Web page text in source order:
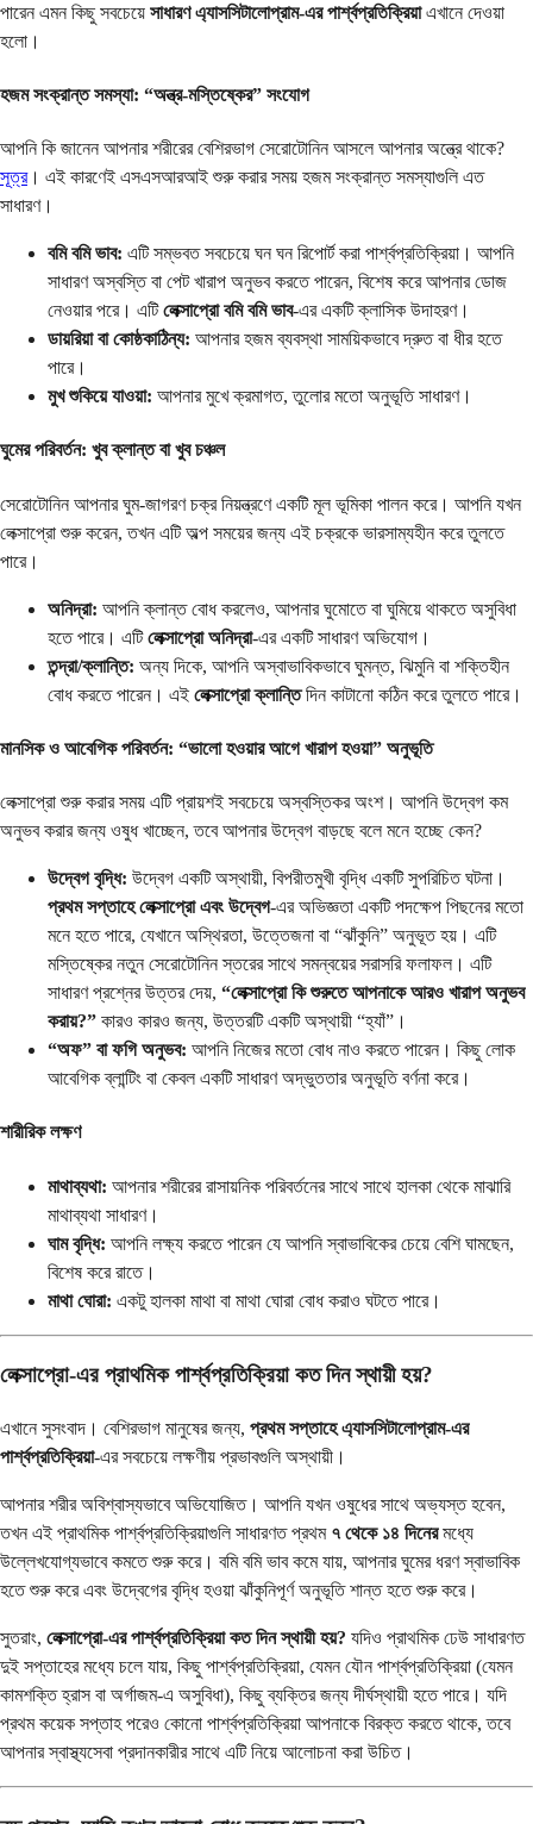
পারেন এমন কিছু সবচেয়ে সাধারণ এ্যাসসিটালোপ্রাম-এর পার্শ্বপ্রতিক্রিয়াএখানে দেওয়া
হলো।
হজম সংক্রান্ত সমস্যা: “অন্ত্র-মস্তিষ্কের” সংযোগ
আপনি কি জানেন আপনার শরীরের বেশিরভাগ সেরোটোনিন আসলে আপনার অন্ত্রে থাকে?
সূত্র। এই কারণেই এসএসআরআই শুরু করার সময় হজম সংক্রান্ত সমস্যাগুলি এত
সাধারণ।
বমি বমি ভাব: এটি সম্ভবত সবচেয়ে ঘন ঘন রিপোর্ট করা পার্শ্বপ্রতিক্রিয়া। আপনি
সাধারণ অস্বস্তি বা পেট খারাপ অনুভব করতে পারেন, বিশেষ করে আপনার ডোজ
নেওয়ার পরে। এটিলেক্সাপ্রো বমি বমি ভাব-এর একটি ক্লাসিক উদাহরণ।
ডায়রিয়া বা কোষ্ঠকাঠিন্য: আপনার হজম ব্যবস্থা সাময়িকভাবে দ্রুত বা ধীর হতে
পারে।
মুখ শুকিয়ে যাওয়া: আপনার মুখে ক্রমাগত, তুলোর মতো অনুভূতি সাধারণ।
ঘুমের পরিবর্তন: খুব ক্লান্ত বা খুব চঞ্চল
সেরোটোনিন আপনার ঘুম-জাগরণ চক্র নিয়ন্ত্রণে একটি মূল ভূমিকা পালন করে। আপনি যখন
লেক্সাপ্রো শুরু করেন, তখন এটি অল্প সময়ের জন্য এই চক্রকে ভারসাম্যহীন করে তুলতে
পারে।
অনিদ্রা: আপনি ক্লান্ত বোধ করলেও, আপনার ঘুমোতে বা ঘুমিয়ে থাকতে অসুবিধা
হতে পারে। এটিলেক্সাপ্রো অনিদ্রা-এর একটি সাধারণ অভিযোগ।
তন্দ্রা/ক্লান্তি: অন্য দিকে, আপনি অস্বাভাবিকভাবে ঘুমন্ত, ঝিমুনি বা শক্তিহীন
বোধ করতে পারেন। এই লেক্সাপ্রো ক্লান্তিদিন কাটানো কঠিন করে তুলতে পারে।
মানসিক ও আবেগিক পরিবর্তন: “ভালো হওয়ার আগে খারাপ হওয়া” অনুভূতি
লেক্সাপ্রো শুরু করার সময় এটি প্রায়শই সবচেয়ে অস্বস্তিকর অংশ। আপনি উদ্বেগ কম
অনুভব করার জন্য ওষুধ খাচ্ছেন, তবে আপনার উদ্বেগ বাড়ছে বলে মনে হচ্ছে কেন?
উদ্বেগ বৃদ্ধি: উদ্বেগ একটি অস্থায়ী, বিপরীতমুখী বৃদ্ধি একটি সুপরিচিত ঘটনা।
প্রথম সপ্তাহে লেক্সাপ্রো এবং উদ্বেগ-এর অভিজ্ঞতা একটি পদক্ষেপ পিছনের মতো
মনে হতে পারে, যেখানে অস্থিরতা, উত্তেজনা বা “ঝাঁকুনি” অনুভূত হয়। এটি
মস্তিষ্কের নতুন সেরোটোনিন স্তরের সাথে সমন্বয়ের সরাসরি ফলাফল। এটি
সাধারণ প্রশ্নের উত্তর দেয়, “লেক্সাপ্রো কি শুরুতে আপনাকে আরও খারাপ অনুভব
করায়?” কারও কারও জন্য, উত্তরটি একটি অস্থায়ী “হ্যাঁ”।
“অফ” বা ফগি অনুভব: আপনি নিজের মতো বোধ নাও করতে পারেন। কিছু লোক
আবেগিক ব্লান্টিং বা কেবল একটি সাধারণ অদ্ভুততার অনুভূতি বর্ণনা করে।
শারীরিক লক্ষণ
মাথাব্যথা: আপনার শরীরের রাসায়নিক পরিবর্তনের সাথে সাথে হালকা থেকে মাঝারি
মাথাব্যথা সাধারণ।
ঘাম বৃদ্ধি: আপনি লক্ষ্য করতে পারেন যে আপনি স্বাভাবিকের চেয়ে বেশি ঘামছেন,
বিশেষ করে রাতে।
মাথা ঘোরা: একটু হালকা মাথা বা মাথা ঘোরা বোধ করাও ঘটতে পারে।
লেক্সাপ্রো-এর প্রাথমিক পার্শ্বপ্রতিক্রিয়া কত দিন স্থায়ী হয়?
এখানে সুসংবাদ। বেশিরভাগ মানুষের জন্য, প্রথম সপ্তাহে এ্যাসসিটালোপ্রাম-এর
পার্শ্বপ্রতিক্রিয়া-এর সবচেয়ে লক্ষণীয় প্রভাবগুলি অস্থায়ী।
আপনার শরীর অবিশ্বাস্যভাবে অভিযোজিত। আপনি যখন ওষুধের সাথে অভ্যস্ত হবেন,
তখন এই প্রাথমিক পার্শ্বপ্রতিক্রিয়াগুলি সাধারণত প্রথম ৭ থেকে ১৪ দিনেরমধ্যে
উল্লেখযোগ্যভাবে কমতে শুরু করে। বমি বমি ভাব কমে যায়, আপনার ঘুমের ধরণ স্বাভাবিক
হতে শুরু করে এবং উদ্বেগের বৃদ্ধি হওয়া ঝাঁকুনিপূর্ণ অনুভূতি শান্ত হতে শুরু করে।
সুতরাং, লেক্সাপ্রো-এর পার্শ্বপ্রতিক্রিয়া কত দিন স্থায়ী হয়? যদিও প্রাথমিক ঢেউ সাধারণত
দুই সপ্তাহের মধ্যে চলে যায়, কিছু পার্শ্বপ্রতিক্রিয়া, যেমন যৌন পার্শ্বপ্রতিক্রিয়া (যেমন
কামশক্তি হ্রাস বা অর্গাজম-এ অসুবিধা), কিছু ব্যক্তির জন্য দীর্ঘস্থায়ী হতে পারে। যদি
প্রথম কয়েক সপ্তাহ পরেও কোনো পার্শ্বপ্রতিক্রিয়া আপনাকে বিরক্ত করতে থাকে, তবে
আপনার স্বাস্থ্যসেবা প্রদানকারীর সাথে এটি নিয়ে আলোচনা করা উচিত।